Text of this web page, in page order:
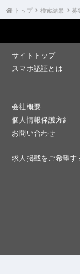
トップ 検索結果 募
サイトトップ
スマホ認証とは
会社概要
個人情報保護方針
お問い合わせ
求人掲載をご希望す